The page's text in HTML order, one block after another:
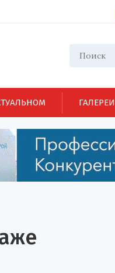
ГАЛЕРЕИ